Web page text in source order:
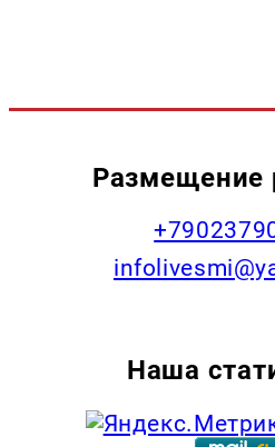
Размещение
Наша